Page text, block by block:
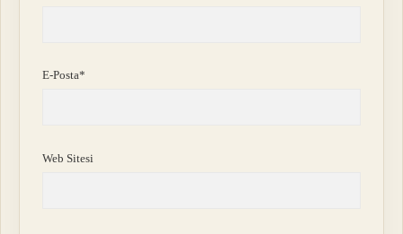
E-Posta*
Web Sitesi